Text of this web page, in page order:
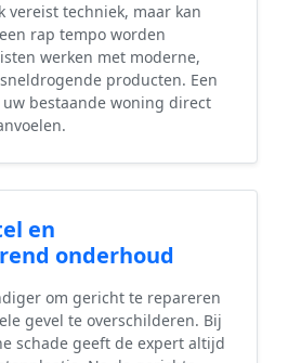
vereist techniek, maar kan
rap tempo worden
werken met moderne,
producten. Een
bestaande woning direct
en
onderhoud
om gericht te repareren
gevel te overschilderen. Bij
schade geeft de expert altijd